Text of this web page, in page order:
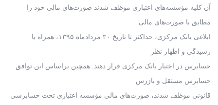
آن کلیه مؤسسه‌های اعتباری موظف شدند صورت‌های مالی خود را
مطابق با صورت‌های مالی
ابلاغی بانک مرکزی، حداکثر تا تاریخ ۳۰ مردادماه ۱۳۹۵، همراه با
رسیدگی و اظهار نظر
حسابرس در اختیار بانک مرکزی قرار دهند. همچین براساس این توافق
حسابرس مستقل و بازرس
قانونی موظف شدند، صورت‌های مالی مؤسسه اعتباری تحت حسابرسی